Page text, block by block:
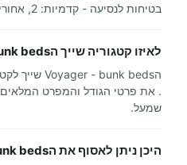
בטיחות לנסיעה - קדמיות: 2, אחוריות: 4.
לאיזו קטגוריה שייך הVoyager - bunk beds?
. את פרטי הגודל והמפרט
שמעל.
היכן ניתן לאסוף את הVoyager - bunk beds?